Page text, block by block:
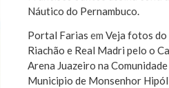
Náutico do Pernambuco.
Portal Farias em Veja fotos
Riachão e Real Madri pelo o
Arena Juazeiro na
Municipio de Monsenhor